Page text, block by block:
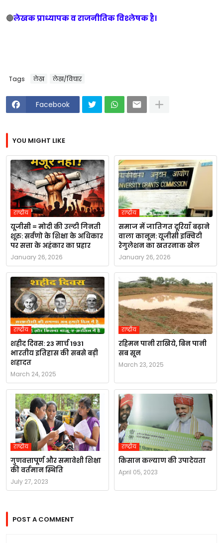
🔴लेखक प्राध्यापक व राजनीतिक विश्लेषक है।
Tags लेख लेख/विचार
Facebook
YOU MIGHT LIKE
राष्ट्रीय
यूजीसी = मोदी की उल्टी गिनती
शूरु: सर्वणो के शिक्षा के अधिकार
पर सत्ता के अहंकार का प्रहार
January 26, 2026
राष्ट्रीय
समाज में जातिगत दूरियाँ बढ़ाने
वाला कानून: यूजीसी इक्विटी
रेगुलेशन का खतरनाक खेल
January 26, 2026
राष्ट्रीय
शहीद दिवस: 23 मार्च 1931
भारतीय इतिहास की सबसे बड़ी
शहादत
March 24, 2025
राष्ट्रीय
रहिमन पानी राखिये, बिन पानी
सब सून
March 23, 2025
राष्ट्रीय
गुणवत्तापूर्ण और समावेशी शिक्षा
की वर्तमान स्थिति
July 27, 2023
राष्ट्रीय
किसान कल्याण की उपादेयता
April 05, 2023
POST A COMMENT